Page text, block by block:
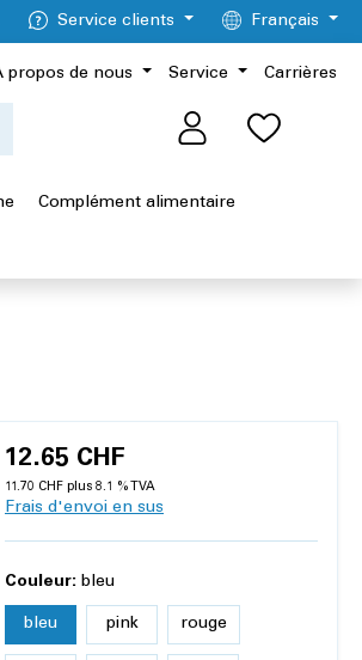
Service clients Français
propos de nous Service Carrières
Complément alimentaire
12.65 CHF
11.70 CHF plus 8.1 % TVA
Frais d'envoi en sus
Couleur: bleu
bleu pink rouge